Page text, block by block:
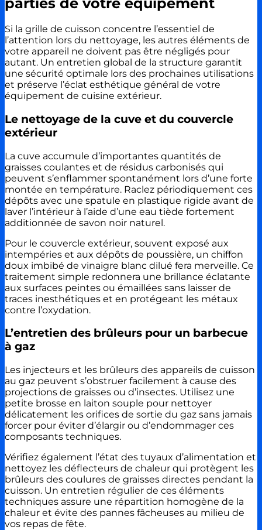
Si la grille de cuisson concentre l’essentiel de
l’attention lors du nettoyage, les autres éléments de
votre appareil ne doivent pas être négligés pour
autant. Un entretien global de la structure garantit
une sécurité optimale lors des prochaines utilisations
et préserve l’éclat esthétique général de votre
équipement de cuisine extérieur.
Le nettoyage de la cuve et du couvercle
extérieur
La cuve accumule d’importantes quantités de
graisses coulantes et de résidus carbonisés qui
peuvent s’enflammer spontanément lors d’une forte
montée en température. Raclez périodiquement ces
dépôts avec une spatule en plastique rigide avant de
laver l’intérieur à l’aide d’une eau tiède fortement
additionnée de savon noir naturel.
Pour le couvercle extérieur, souvent exposé aux
intempéries et aux dépôts de poussière, un chiffon
doux imbibé de vinaigre blanc dilué fera merveille. Ce
traitement simple redonnera une brillance éclatante
aux surfaces peintes ou émaillées sans laisser de
traces inesthétiques et en protégeant les métaux
contre l’oxydation.
L’entretien des brûleurs pour un barbecue
à gaz
Les injecteurs et les brûleurs des appareils de cuisson
au gaz peuvent s’obstruer facilement à cause des
projections de graisses ou d’insectes. Utilisez une
petite brosse en laiton souple pour nettoyer
délicatement les orifices de sortie du gaz sans jamais
forcer pour éviter d’élargir ou d’endommager ces
composants techniques.
Vérifiez également l’état des tuyaux d’alimentation et
nettoyez les déflecteurs de chaleur qui protègent les
brûleurs des coulures de graisses directes pendant la
cuisson. Un entretien régulier de ces éléments
techniques assure une répartition homogène de la
chaleur et évite des pannes fâcheuses au milieu de
vos repas de fête.